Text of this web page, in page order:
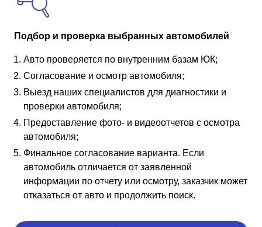
Подбор и проверка выбранных автомобилей
Авто проверяется по внутренним базам ЮК;
Согласование и осмотр автомобиля;
Выезд наших специалистов для диагностики и
проверки автомобиля;
Предоставление фото- и видеоотчетов с осмотра
автомобиля;
Финальное согласование варианта. Если
автомобиль отличается от заявленной
информации по отчету или осмотру, заказчик может
отказаться от авто и продолжить поиск.